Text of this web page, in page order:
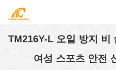
TM216Y-L 오일 방지 비
여성 스포츠 안전